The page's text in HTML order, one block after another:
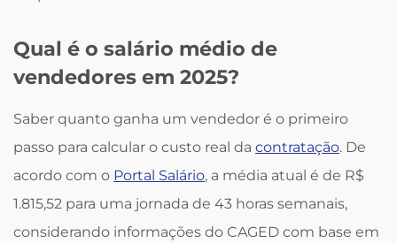
Qual é o salário médio de
vendedores em 2025?
Saber quanto ganha um vendedor é o primeiro
passo para calcular o custo real da contratação. De
acordo com o Portal Salário, a média atual é de R$
1.815,52 para uma jornada de 43 horas semanais,
considerando informações do CAGED com base em